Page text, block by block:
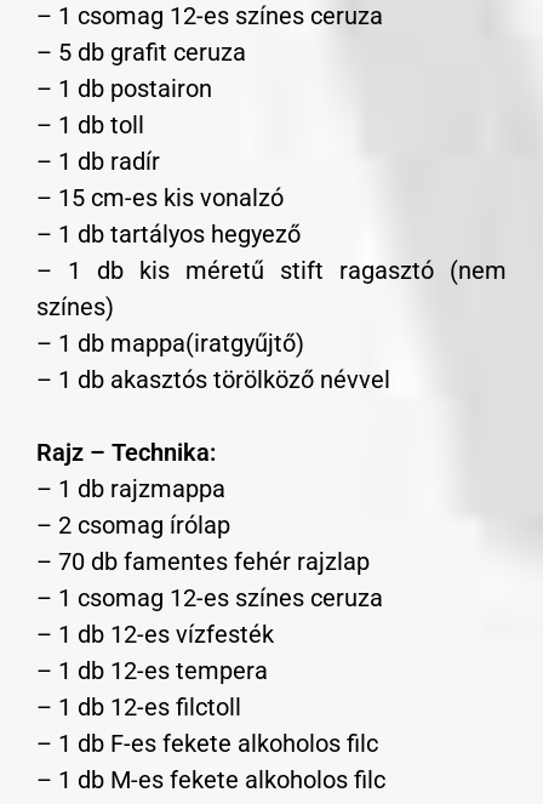
– 1 csomag 12-es színes ceruza
– 5 db grafit ceruza
– 1 db postairon
– 1 db toll
– 1 db radír
– 15 cm-es kis vonalzó
– 1 db tartályos hegyező
– 1 db kis méretű stift ragasztó (nem
színes)
– 1 db mappa(iratgyűjtő)
– 1 db akasztós törölköző névvel
Rajz – Technika:
– 1 db rajzmappa
– 2 csomag írólap
– 70 db famentes fehér rajzlap
– 1 csomag 12-es színes ceruza
– 1 db 12-es vízfesték
– 1 db 12-es tempera
– 1 db 12-es filctoll
– 1 db F-es fekete alkoholos filc
– 1 db M-es fekete alkoholos filc